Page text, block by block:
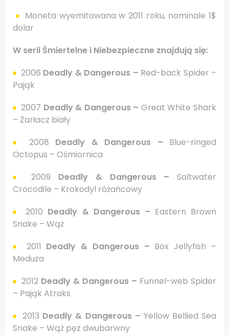
Moneta wyemitowana w 2011 roku, nominale 1$
dolar
W serii Śmiertelne i Niebezpieczne znajdują się:
2006 Deadly & Dangerous – Red-back Spider –
Pająk
2007 Deadly & Dangerous – Great White Shark
– Żarłacz biały
2008 Deadly & Dangerous – Blue-ringed
Octopus – Ośmiornica
2009 Deadly & Dangerous –Saltwater
Crocodile – Krokodyl różańcowy
2010 Deadly & Dangerous – Eastern Brown
Snake – Wąż
2011 Deadly & Dangerous – Box Jellyfish –
Meduza
2012 Deadly & Dangerous – Funnel-web Spider
– Pająk Atraks
2013 Deadly & Dangerous – Yellow Bellied Sea
Snake – Wąż pęz dwubarwny